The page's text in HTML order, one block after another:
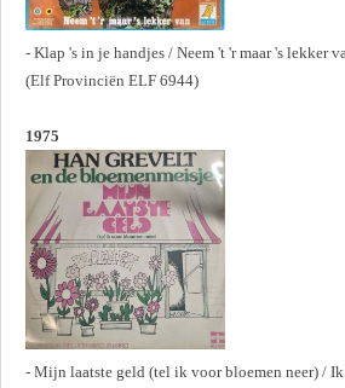
- Klap 's in je handjes / Neem 't 'r maar 's lekker
(Elf Provinciën ELF 6944)
1975
- Mijn laatste geld (tel ik voor bloemen neer) /